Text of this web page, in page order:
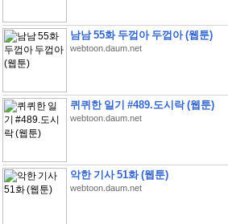
남남 55화 두껍아 두껍아 (웹툰)
webtoon.daum.net
퀴퀴한 일기 #489.도시락 (웹툰)
webtoon.daum.net
악한 기사 51화 (웹툰)
webtoon.daum.net